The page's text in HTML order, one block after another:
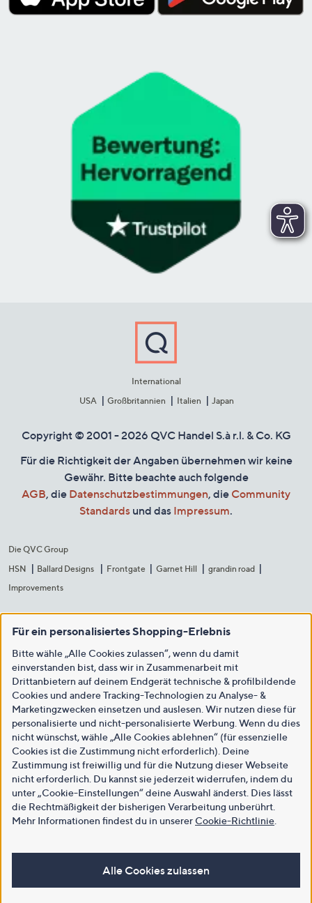
International
USA
Großbritannien Italien Japan
Copyright © 2001 - 2026 QVC Handel S.à r.l. & Co. KG
Für die Richtigkeit der Angaben übernehmen wir keine
Gewähr. Bitte beachte auch folgende
AGB, die Datenschutzbestimmungen, die Community
Standards und das Impressum.
Die QVC Group
HSN
Ballard Designs Frontgate Garnet Hill
grandin road
Improvements
Für ein personalisiertes Shopping-Erlebnis
Bitte wähle „Alle Cookies zulassen“, wenn du damit
einverstanden bist, dass wir in Zusammenarbeit mit
Drittanbietern auf deinem Endgerät technische & profilbildende
Cookies und andere Tracking-Technologien zu Analyse- &
Marketingzwecken einsetzen und auslesen. Wir nutzen diese für
personalisierte und nicht-personalisierte Werbung. Wenn du dies
nicht wünschst, wähle „Alle Cookies ablehnen“ (für essenzielle
Cookies ist die Zustimmung nicht erforderlich). Deine
Zustimmung ist freiwillig und für die Nutzung dieser Webseite
nicht erforderlich. Du kannst sie jederzeit widerrufen, indem du
unter „Cookie-Einstellungen“ deine Auswahl änderst. Dies lässt
die Rechtmäßigkeit der bisherigen Verarbeitung unberührt.
Mehr Informationen findest du in unsererCookie-Richtlinie
Alle Cookies zulassen